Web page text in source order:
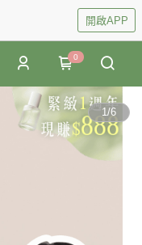
開啟APP
0
1/6